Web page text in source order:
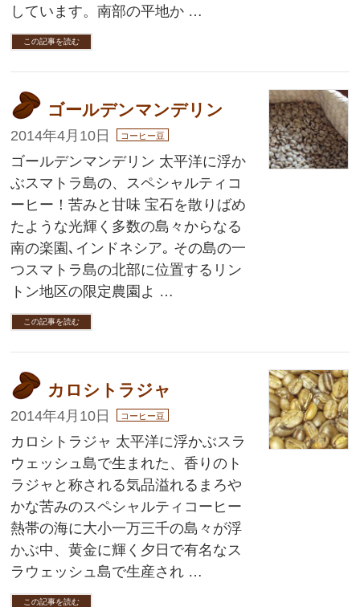
しています。南部の平地か …
この記事を読む
ゴールデンマンデリン
2014年4月10日 コーヒー豆
ゴールデンマンデリン 太平洋に浮か
ぶスマトラ島の、スペシャルティコ
ーヒー！苦みと甘味 宝石を散りばめ
たような光輝く多数の島々からなる
南の楽園､インドネシア｡ その島の一
つスマトラ島の北部に位置するリン
トン地区の限定農園よ …
この記事を読む
カロシトラジャ
2014年4月10日 コーヒー豆
カロシトラジャ 太平洋に浮かぶスラ
ウェッシュ島で生まれた、香りのト
ラジャと称される気品溢れるまろや
かな苦みのスペシャルティコーヒー
熱帯の海に大小一万三千の島々が浮
かぶ中、黄金に輝く夕日で有名なス
ラウェッシュ島で生産され …
この記事を読む